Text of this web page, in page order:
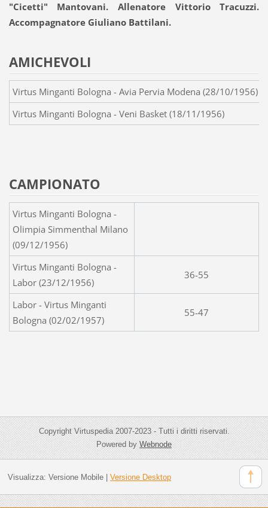
"Cicetti" Mantovani. Allenatore Vittorio Tracuzzi.
Accompagnatore Giuliano Battilani.
AMICHEVOLI
Virtus Minganti Bologna - Avia Pervia Modena (28/10/1956)
Virtus Minganti Bologna - Veni Basket (18/11/1956)
CAMPIONATO
Virtus Minganti Bologna -
Olimpia Simmenthal Milano
(09/12/1956)
Virtus Minganti Bologna -
Labor (23/12/1956)
36-55
Labor - Virtus Minganti
Bologna (02/02/1957)
55-47
Copyright Virtuspedia 2007-2023 - Tutti i diritti riservati.
Powered byWebnode
Visualizza: Versione Mobile| Versione Desktop